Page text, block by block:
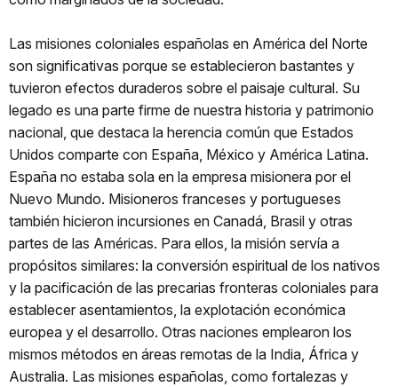
Las misiones coloniales españolas en América del Norte
son significativas porque se establecieron bastantes y
tuvieron efectos duraderos sobre el paisaje cultural. Su
legado es una parte firme de nuestra historia y patrimonio
nacional, que destaca la herencia común que Estados
Unidos comparte con España, México y América Latina.
España no estaba sola en la empresa misionera por el
Nuevo Mundo. Misioneros franceses y portugueses
también hicieron incursiones en Canadá, Brasil y otras
partes de las Américas. Para ellos, la misión servía a
propósitos similares: la conversión espiritual de los nativos
y la pacificación de las precarias fronteras coloniales para
establecer asentamientos, la explotación económica
europea y el desarrollo. Otras naciones emplearon los
mismos métodos en áreas remotas de la India, África y
Australia. Las misiones españolas, como fortalezas y